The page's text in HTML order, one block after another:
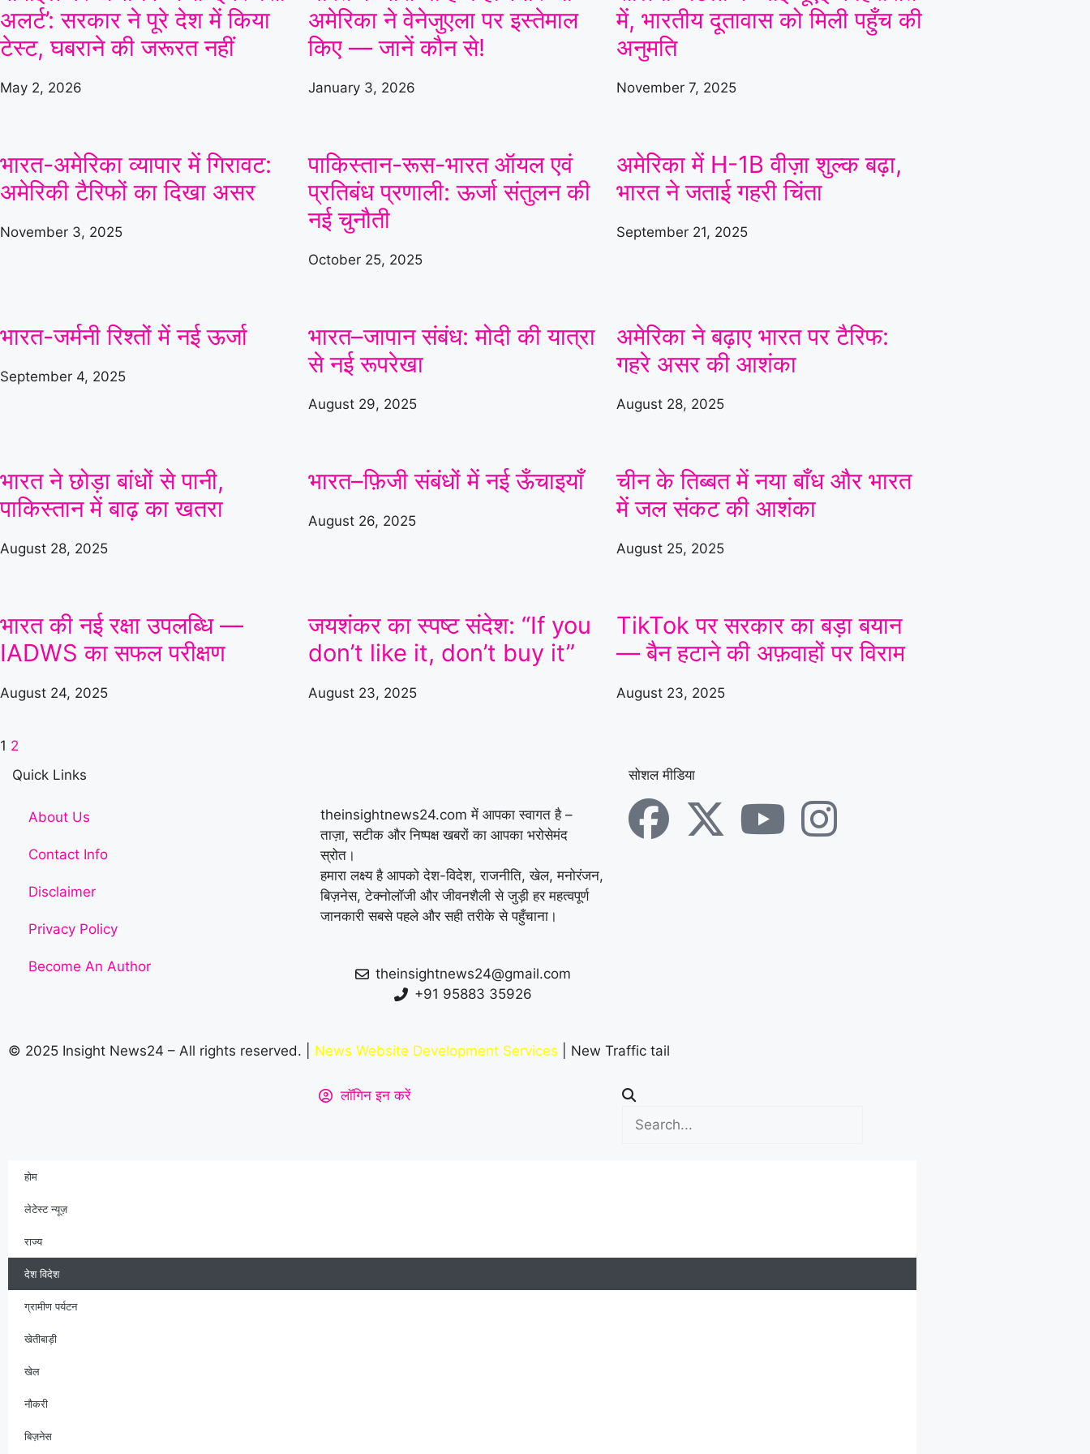
इनकार
हरियाणा में थाने
के सामने दिनदहाड़े गोलियां
बरसीं, SUV सवार 7 लोग
में पत्नी से विवाद के बाद
छलांग, हालत गंभीर | हिसार
में 10 से अधिक लोगों पर
हमला करने का आरोप |
अलर्ट’: सरकार ने पूरे देश में किया
टेस्ट, घबराने की जरूरत नहीं
May 2, 2026
अमेरिका ने वेनेजुएला पर इस्तेमाल
किए — जानें कौन से!
January 3, 2026
में, भारतीय दूतावास को मिली पहुँच की
अनुमति
November 7, 2025
भारत-अमेरिका व्यापार में गिरावट:
अमेरिकी टैरिफों का दिखा असर
November 3, 2025
पाकिस्तान-रूस-भारत ऑयल एवं
प्रतिबंध प्रणाली: ऊर्जा संतुलन की
नई चुनौती
October 25, 2025
अमेरिका में H-1B वीज़ा शुल्क बढ़ा,
भारत ने जताई गहरी चिंता
September 21, 2025
भारत-जर्मनी रिश्तों में नई ऊर्जा
September 4, 2025
भारत–जापान संबंध: मोदी की यात्रा
से नई रूपरेखा
August 29, 2025
अमेरिका ने बढ़ाए भारत पर टैरिफ:
गहरे असर की आशंका
August 28, 2025
भारत ने छोड़ा बांधों से पानी,
पाकिस्तान में बाढ़ का खतरा
August 28, 2025
भारत–फ़िजी संबंधों में नई ऊँचाइयाँ
August 26, 2025
चीन के तिब्बत में नया बाँध और भारत
में जल संकट की आशंका
August 25, 2025
भारत की नई रक्षा उपलब्धि —
IADWS का सफल परीक्षण
August 24, 2025
जयशंकर का स्पष्ट संदेश: “If you
don’t like it, don’t buy it”
August 23, 2025
TikTok पर सरकार का बड़ा बयान
— बैन हटाने की अफ़वाहों पर विराम
August 23, 2025
1 2
Quick Links
About Us
Contact Info
Disclaimer
Privacy Policy
Become An Author
theinsightnews24.com में आपका स्वागत है –
ताज़ा, सटीक और निष्पक्ष खबरों का आपका भरोसेमंद
स्रोत।
हमारा लक्ष्य है आपको देश-विदेश, राजनीति, खेल, मनोरंजन,
बिज़नेस, टेक्नोलॉजी और जीवनशैली से जुड़ी हर महत्वपूर्ण
जानकारी सबसे पहले और सही तरीके से पहुँचाना।
theinsightnews24@gmail.com
+91 95883 35926
सोशल मीडिया
© 2025 Insight News24 – All rights reserved. | News Website Development Services | New Traffic tail
लॉगिन इन करें
होम
लेटेस्ट न्यूज़
राज्य
देश विदेश
ग्रामीण पर्यटन
खेतीबाड़ी
खेल
नौकरी
बिज़नेस